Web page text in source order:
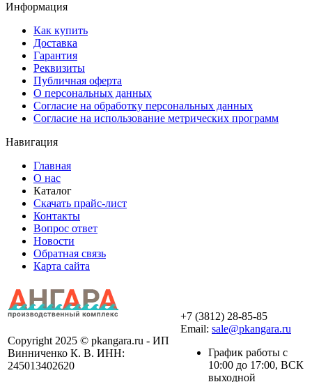
Информация
Как купить
Доставка
Гарантия
Реквизиты
Публичная оферта
О персональных данных
Согласие на обработку персональных данных
Согласие на использование метрических программ
Навигация
Главная
О нас
Каталог
Скачать прайс-лист
Контакты
Вопрос ответ
Новости
Обратная связь
Карта сайта
Copyright 2025 © pkangara.ru - ИП
Винниченко К. В. ИНН:
245013402620
+7 (3812) 28-85-85
Email: sale@pkangara.ru
График работы с
10:00 до 17:00, ВСК
выходной